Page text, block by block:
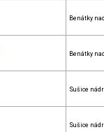
Benátky
Benátky
Sušice
Sušice